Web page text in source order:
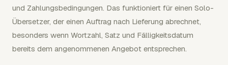
und Zahlungsbedingungen. Das funktioniert für einen Solo-
Übersetzer, der einen Auftrag nach Lieferung abrechnet,
besonders wenn Wortzahl, Satz und Fälligkeitsdatum
bereits dem angenommenen Angebot entsprechen.